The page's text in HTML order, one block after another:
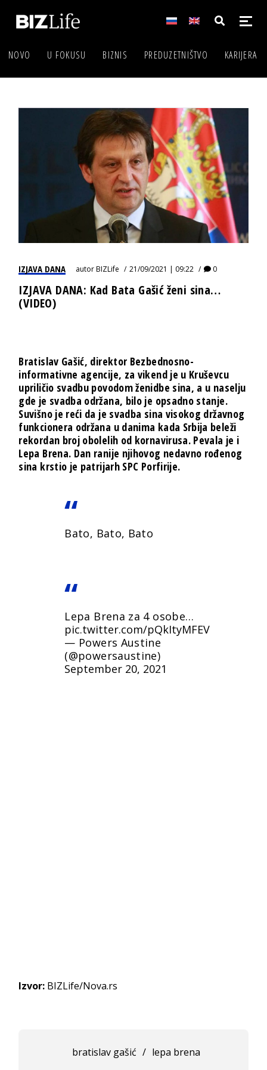
NOVO U FOKUSU BIZNIS PREDUZETNIŠTVO KARIJERA
IZJAVA DANA autorBIZLife 21/09/2021 | 09:22 0
IZJAVA DANA: Kad Bata Gašić ženi sina…
(VIDEO)
Bratislav Gašić, direktor Bezbednosno-
informativne agencije, za vikend je u Kruševcu
upriličio svadbu povodom ženidbe sina, a u naselju
gde je svadba održana, bilo je opsadno stanje.
Suvišno je reći da je svadba sina visokog državnog
funkcionera održana u danima kada Srbija beleži
rekordan broj obolelih od kornavirusa. Pevala je i
Lepa Brena. Dan ranije njihovog nedavno rođenog
sina krstio je patrijarh SPC Porfirije.
Bato, Bato, Bato
Lepa Brena za 4 osobe…
pic.twitter.com/pQkItyMFEV
— Powers Austine
(@powersaustine)
September 20, 2021
Izvor: BIZLife/Nova.rs
bratislav gašić / lepa brena